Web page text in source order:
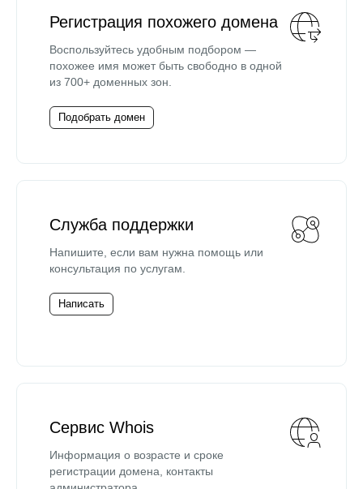
Регистрация похожего домена
Воспользуйтесь удобным подбором —
похожее имя может быть свободно в одной
из 700+ доменных зон.
Подобрать домен
Служба поддержки
Напишите, если вам нужна помощь или
консультация по услугам.
Написать
Сервис Whois
Информация о возрасте и сроке
регистрации домена, контакты